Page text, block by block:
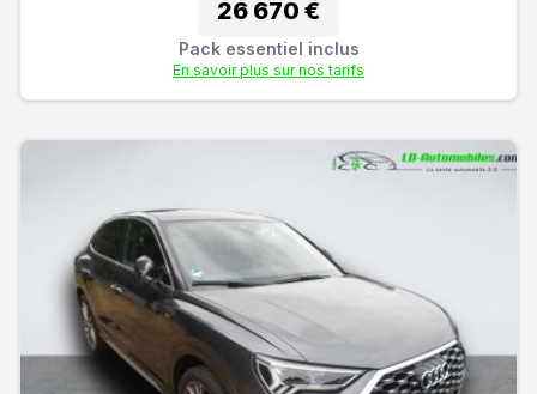
26 670 €
Pack essentiel inclus
En savoir plus sur nos tarifs